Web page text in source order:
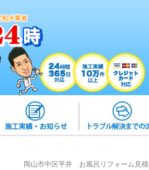
岡山市中区平井 お風呂リフォーム見積